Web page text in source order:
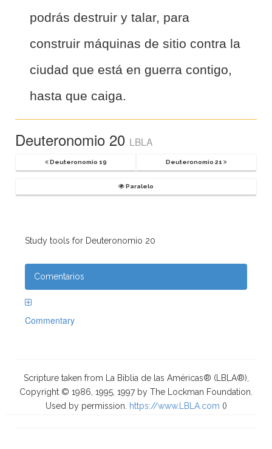
podrás destruir y talar, para
construir máquinas de sitio contra la
ciudad que está en guerra contigo,
hasta que caiga.
Deuteronomio 20 LBLA
Deuteronomio 19 Deuteronomio 21
Paralelo
Study tools for Deuteronomio 20
Comentarios
Commentary
Scripture taken from La Biblia de las Américas® (LBLA®),
Copyright © 1986, 1995, 1997 by The Lockman Foundation.
Used by permission.
https://www.LBLA.com ()